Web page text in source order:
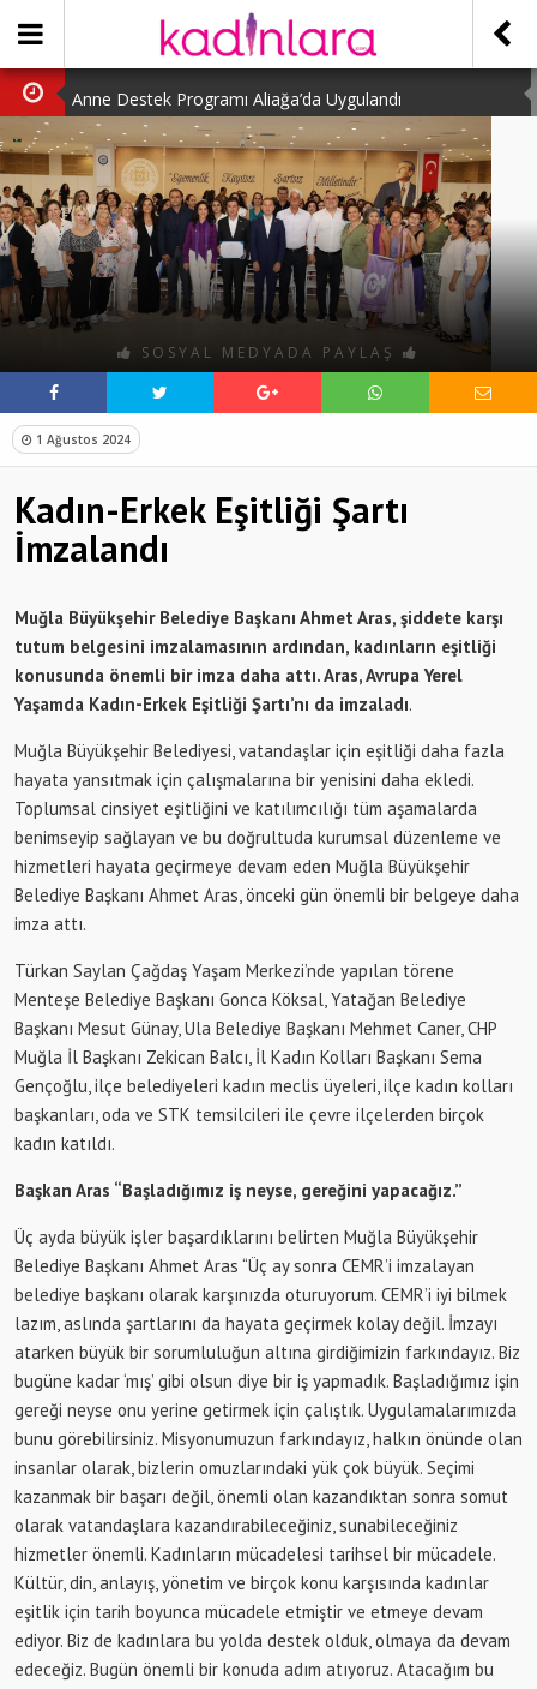
Anne Destek Programı Aliağa’da Uygulandı
Türk Halk Oyunları Topluluğu Büyüledi
Kübra Kuş “Kadınlar Sporda Öncü ve Güçlü”
Çocuklara Özel Kaplumbağa Etkinliği
Kübra Engellilere Umut Oluyor
SOSYAL MEDYADA PAYLAŞ
1 Ağustos 2024
Kadın-Erkek Eşitliği Şartı
İmzalandı
Muğla Büyükşehir Belediye Başkanı Ahmet Aras, şiddete karşı
tutum belgesini imzalamasının ardından, kadınların eşitliği
konusunda önemli bir imza daha attı. Aras, Avrupa Yerel
Yaşamda Kadın-Erkek Eşitliği Şartı’nı da imzaladı.
Muğla Büyükşehir Belediyesi, vatandaşlar için eşitliği daha fazla
hayata yansıtmak için çalışmalarına bir yenisini daha ekledi.
Toplumsal cinsiyet eşitliğini ve katılımcılığı tüm aşamalarda
benimseyip sağlayan ve bu doğrultuda kurumsal düzenleme ve
hizmetleri hayata geçirmeye devam eden Muğla Büyükşehir
Belediye Başkanı Ahmet Aras, önceki gün önemli bir belgeye daha
imza attı.
Türkan Saylan Çağdaş Yaşam Merkezi’nde yapılan törene
Menteşe Belediye Başkanı Gonca Köksal, Yatağan Belediye
Başkanı Mesut Günay, Ula Belediye Başkanı Mehmet Caner, CHP
Muğla İl Başkanı Zekican Balcı, İl Kadın Kolları Başkanı Sema
Gençoğlu, ilçe belediyeleri kadın meclis üyeleri, ilçe kadın kolları
başkanları, oda ve STK temsilcileri ile çevre ilçelerden birçok
kadın katıldı.
Başkan Aras “Başladığımız iş neyse, gereğini yapacağız.”
Üç ayda büyük işler başardıklarını belirten Muğla Büyükşehir
Belediye Başkanı Ahmet Aras “Üç ay sonra CEMR’i imzalayan
belediye başkanı olarak karşınızda oturuyorum. CEMR’i iyi bilmek
lazım, aslında şartlarını da hayata geçirmek kolay değil. İmzayı
atarken büyük bir sorumluluğun altına girdiğimizin farkındayız. Biz
bugüne kadar ‘mış’ gibi olsun diye bir iş yapmadık. Başladığımız işin
gereği neyse onu yerine getirmek için çalıştık. Uygulamalarımızda
bunu görebilirsiniz. Misyonumuzun farkındayız, halkın önünde olan
insanlar olarak, bizlerin omuzlarındaki yük çok büyük. Seçimi
kazanmak bir başarı değil, önemli olan kazandıktan sonra somut
olarak vatandaşlara kazandırabileceğiniz, sunabileceğiniz
hizmetler önemli. Kadınların mücadelesi tarihsel bir mücadele.
Kültür, din, anlayış, yönetim ve birçok konu karşısında kadınlar
eşitlik için tarih boyunca mücadele etmiştir ve etmeye devam
ediyor. Biz de kadınlara bu yolda destek olduk, olmaya da devam
edeceğiz. Bugün önemli bir konuda adım atıyoruz. Atacağım bu